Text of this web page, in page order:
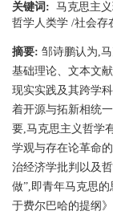
关键词: 马克思主
哲学人类学 /社会存
摘要: 邹诗鹏认为,
基础理论、文本文
现实实践及其跨学
着开源与拓新相统
要,马克思主义哲学
学观与存在论革命
治经济学批判以及
做”,即青年马克思
于费尔巴哈的提纲